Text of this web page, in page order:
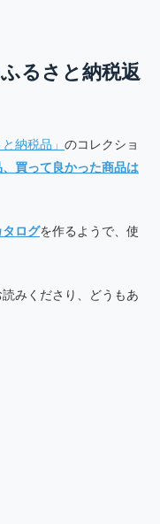
るさと納税返
納税品」 のコレクショ
買って良かった商品は
ログを作るようで、使
みくださり、どうもあ